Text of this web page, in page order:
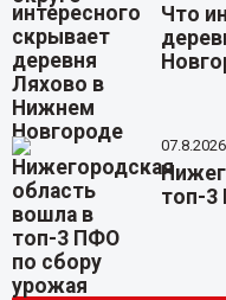
Что
топ-3